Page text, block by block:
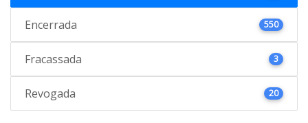
Encerrada 550
Fracassada 3
Revogada 20